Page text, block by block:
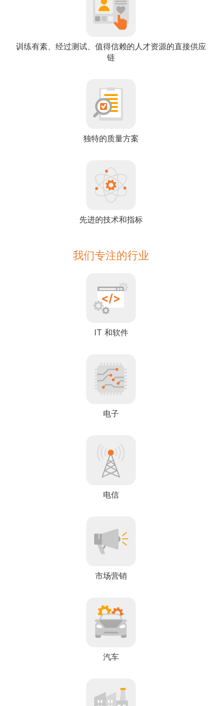
训练有素、经过测试、值得信赖的人才资源的直接供应
链
独特的质量方案
先进的技术和指标
我们专注的行业
IT 和软件
电子
电信
市场营销
汽车